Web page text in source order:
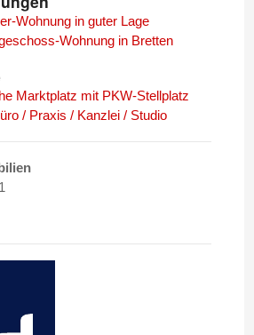
Wohnung in guter Lage
Wohnung in Bretten
Marktplatz mit PKW-Stellplatz
/ Praxis / Kanzlei / Studio